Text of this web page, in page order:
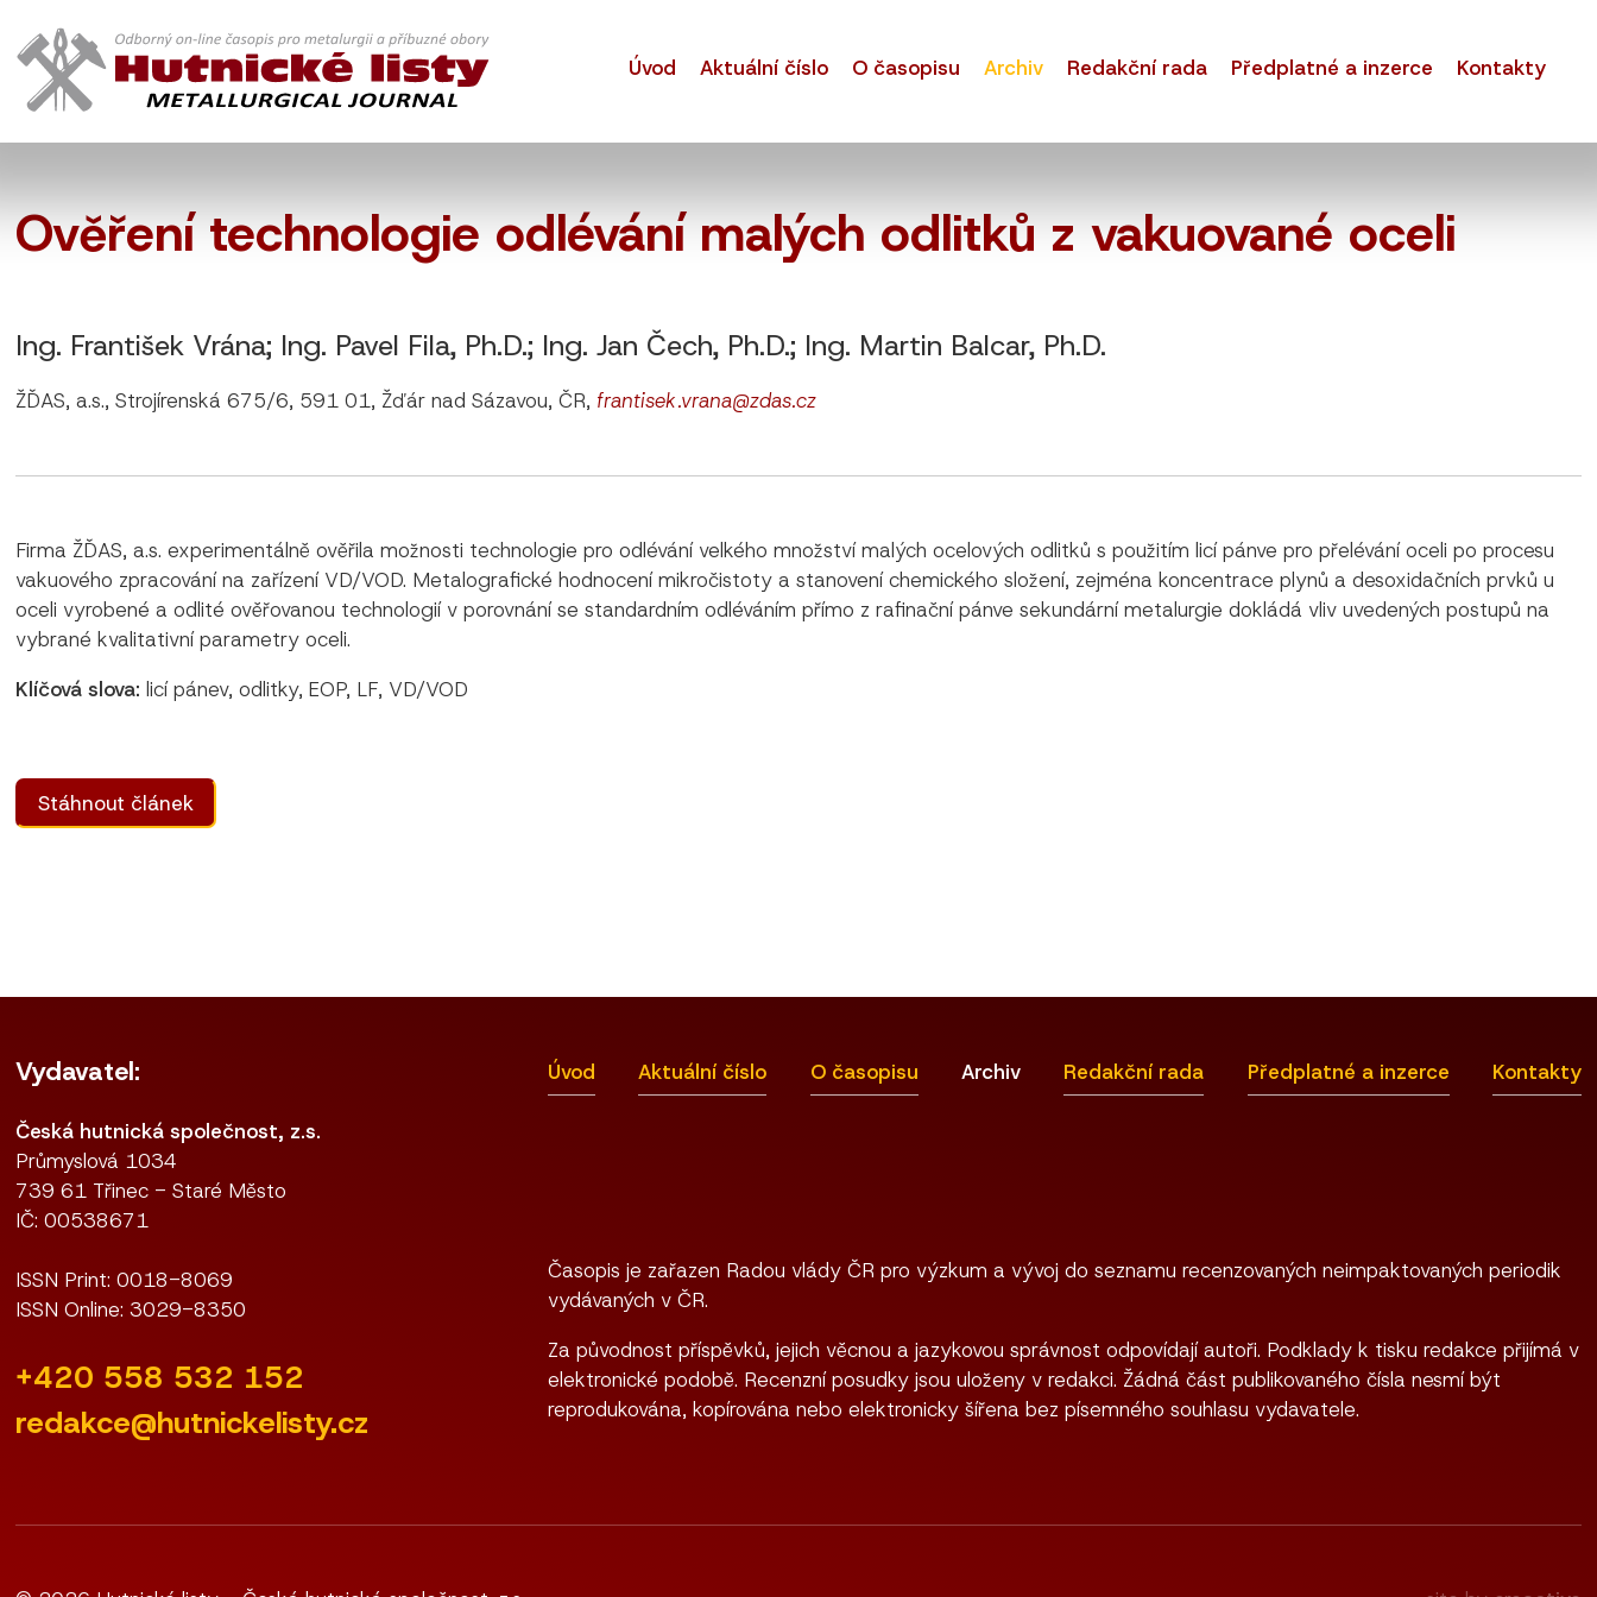
Úvod Aktuální číslo O časopisu Archiv Redakční rada Předplatné a inzerce Kontakty
Ověření technologie odlévání malých odlitků z vakuované oceli
Ing. František Vrána; Ing. Pavel Fila, Ph.D.; Ing. Jan Čech, Ph.D.; Ing. Martin Balcar, Ph.D.
ŽĎAS, a.s., Strojírenská 675/6, 591 01, Žďár nad Sázavou, ČR, frantisek.vrana@zdas.cz
Firma ŽĎAS, a.s. experimentálně ověřila možnosti technologie pro odlévání velkého množství malých ocelových odlitků s použitím licí pánve pro přelévání oceli po procesu
vakuového zpracování na zařízení VD/VOD. Metalografické hodnocení mikročistoty a stanovení chemického složení, zejména koncentrace plynů a desoxidačních prvků u
oceli vyrobené a odlité ověřovanou technologií v porovnání se standardním odléváním přímo z rafinační pánve sekundární metalurgie dokládá vliv uvedených postupů na
vybrané kvalitativní parametry oceli.
Klíčová slova: licí pánev, odlitky, EOP, LF, VD/VOD
Stáhnout článek
Úvod Aktuální číslo O časopisu Archiv Redakční rada Předplatné a inzerce Kontakty
Časopis je zařazen Radou vlády ČR pro výzkum a vývoj do seznamu recenzovaných neimpaktovaných periodik
vydávaných v ČR.
Za původnost příspěvků, jejich věcnou a jazykovou správnost odpovídají autoři. Podklady k tisku redakce přijímá v
elektronické podobě. Recenzní posudky jsou uloženy v redakci. Žádná část publikovaného čísla nesmí být
reprodukována, kopírována nebo elektronicky šířena bez písemného souhlasu vydavatele.
Vydavatel:
Česká hutnická společnost, z.s.
Průmyslová 1034
739 61 Třinec - Staré Město
IČ: 00538671
ISSN Print: 0018-8069
ISSN Online: 3029-8350
+420 558 532 152
redakce@hutnickelisty.cz